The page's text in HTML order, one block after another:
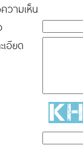
วามเห็น
เอียด